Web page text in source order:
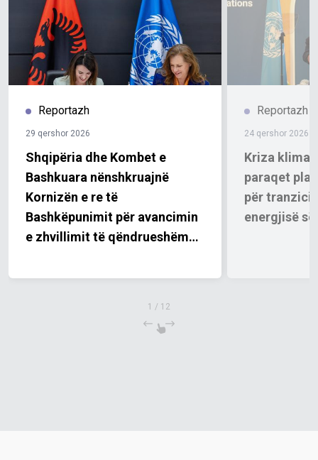
Reportazh
29 qershor 2026
Shqipëria dhe Kombet e
Bashkuara nënshkruajnë
Kornizën e re të
Bashkëpunimit për avancimin
e zhvillimit të qëndrueshëm
për periudhën 2027–2031
Reportazh
24 qershor 2026
Kriza
paraqet
për
energjisë
1 / 12